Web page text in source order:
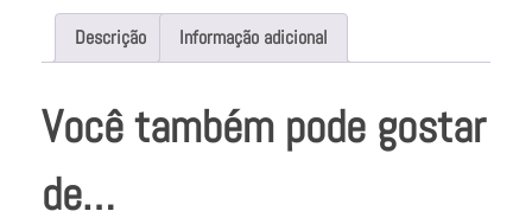
Descrição Informação adicional
Você também pode gostar
de…